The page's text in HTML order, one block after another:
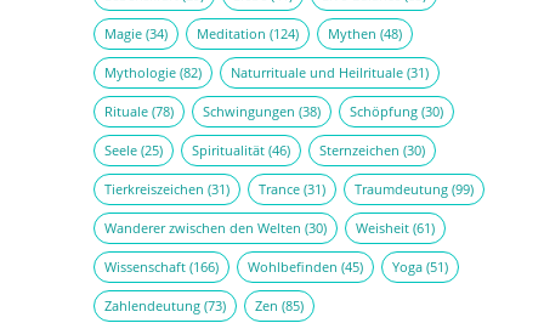
Magie(34) Meditation (124) Mythen (48)
Mythologie(82) Naturrituale und Heilrituale(31)
Rituale(78) Schwingungen (38) Schöpfung(30)
Seele(25) Spiritualität(46) Sternzeichen (30)
Tierkreiszeichen (31) Trance(31) Traumdeutung(99)
Wanderer zwischen den Welten (30) Weisheit(61)
Wissenschaft(166) Wohlbefinden (45) Yoga(51)
Zahlendeutung(73) Zen (85)